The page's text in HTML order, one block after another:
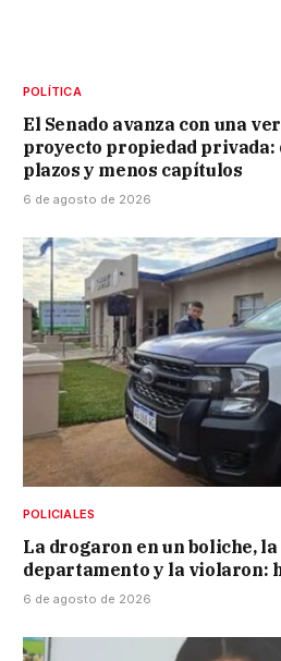
POLÍTICA
El Senado avanza con una
proyecto propiedad privada:
plazos y menos capítulos
6 de agosto de 2026
POLICIALES
La drogaron en un boliche,
departamento y la violaron:
6 de agosto de 2026